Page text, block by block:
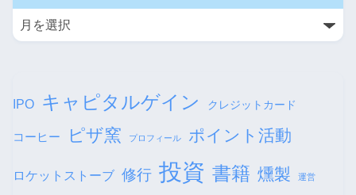
IPO キャピタルゲイン クレジットカード
コーヒー ピザ窯 プロフィール ポイント活動
ロケットストーブ 修行 投資 書籍 燻製 運営